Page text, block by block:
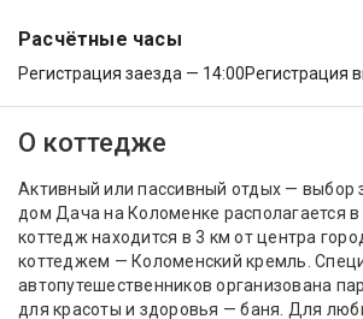
Расчётные часы
Регистрация заезда — 14:00Регистрация
О коттедже
Активный или пассивный отдых — выбор
дом Дача на Коломенке располагается
коттедж находится в 3 км от центра
коттеджем — Коломенский кремль.
автопутешественников организована
для красоты и здоровья — баня. Для